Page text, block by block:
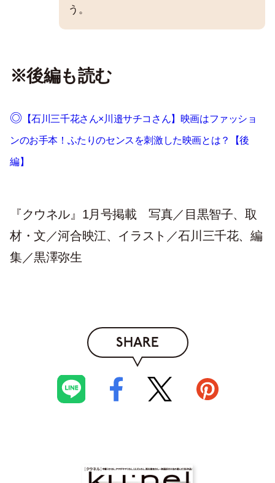
う。
※後編も読む
◎ 【石川三千花さん×川邉サチコさん】映画はファッショ
ンのお手本！ふたりのセンスを刺激した映画とは？【後
編】
『クウネル』1月号掲載 写真／目黒智子、取
材・文／河合映江、イラスト／石川三千花、編
集／黒澤弥生
SHARE